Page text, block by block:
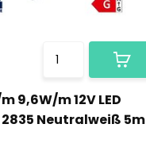
9,6W/m 12V LED
Neutralweiß 5m